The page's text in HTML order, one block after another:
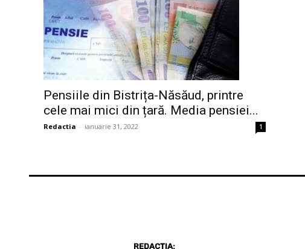
Pensiile din Bistrița-Năsăud, printre
cele mai mici din țară. Media pensiei...
Redactia - ianuarie 31, 2022 1
REDACȚIA: